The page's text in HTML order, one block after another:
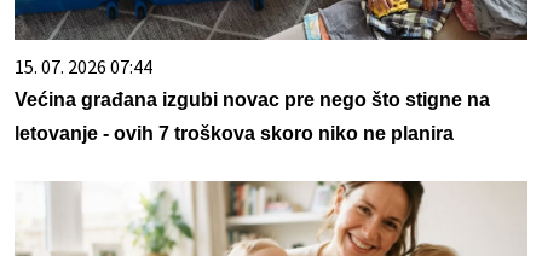
15. 07. 2026 07:44
Većina građana izgubi novac pre nego što stigne na
letovanje - ovih 7 troškova skoro niko ne planira